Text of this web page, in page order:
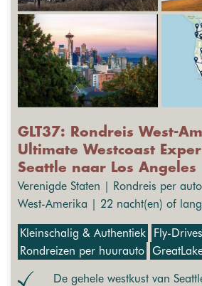
GLT37: Rondreis West-
Ultimate Westcoast
Seattle naar Los Angeles
Verenigde Staten | Rondreis per
West-Amerika | 22 nacht(en) of
Kleinschalig & Authentiek
Fly-Drives
Rondreizen per huurauto
De gehele westkust van